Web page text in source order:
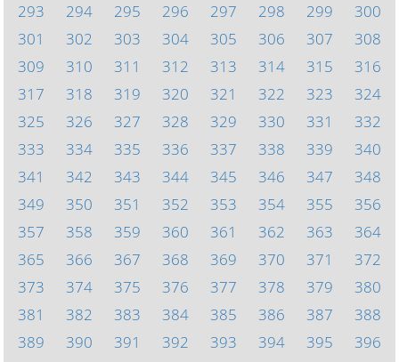
293
294 295 296 297 298 299
300
301
302 303 304 305 306 307
308
309
310 311 312 313 314 315
316
317
318 319 320 321 322 323
324
325
326 327 328 329 330 331
332
333
334 335 336 337 338 339
340
341
342 343 344 345 346 347
348
349
350 351 352 353 354 355
356
357
358 359 360 361 362 363
364
365
366 367 368 369 370 371
372
373
374 375 376 377 378 379
380
381
382 383 384 385 386 387
388
389
390 391 392 393 394 395
396